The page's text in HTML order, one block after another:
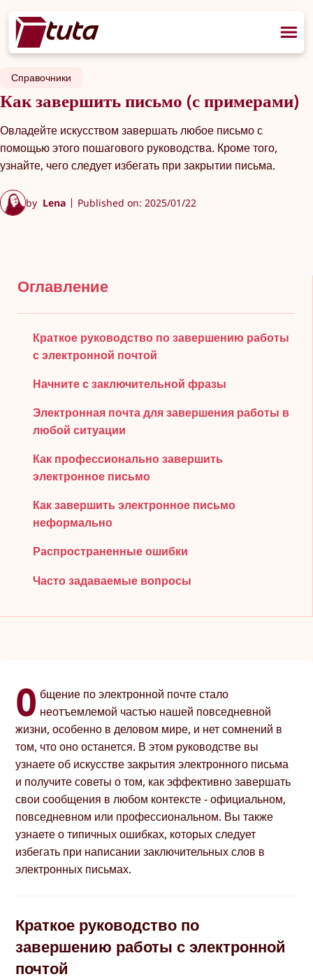
Справочники
Как завершить письмо (с примерами)
Овладейте искусством завершать любое письмо с
помощью этого пошагового руководства. Кроме того,
узнайте, чего следует избегать при закрытии письма.
by Lena Published on: 2025/01/22
Оглавление
Краткое руководство по завершению работы
с электронной почтой
Начните с заключительной фразы
Электронная почта для завершения работы в
любой ситуации
Как профессионально завершить
электронное письмо
Как завершить электронное письмо
неформально
Распространенные ошибки
Часто задаваемые вопросы
О бщение по электронной почте стало
неотъемлемой частью нашей повседневной
жизни, особенно в деловом мире, и нет сомнений в
том, что оно останется. В этом руководстве вы
узнаете об искусстве закрытия электронного письма
и получите советы о том, как эффективно завершать
свои сообщения в любом контексте - официальном,
повседневном или профессиональном. Вы также
узнаете о типичных ошибках, которых следует
избегать при написании заключительных слов в
электронных письмах.
Краткое руководство по
завершению работы с электронной
почтой